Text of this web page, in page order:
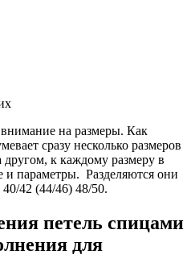
на размеры. Как
сразу несколько размеров
к каждому размеру в
и параметры. Разделяются они
42 (44/46) 48/50.
петель спицами
для